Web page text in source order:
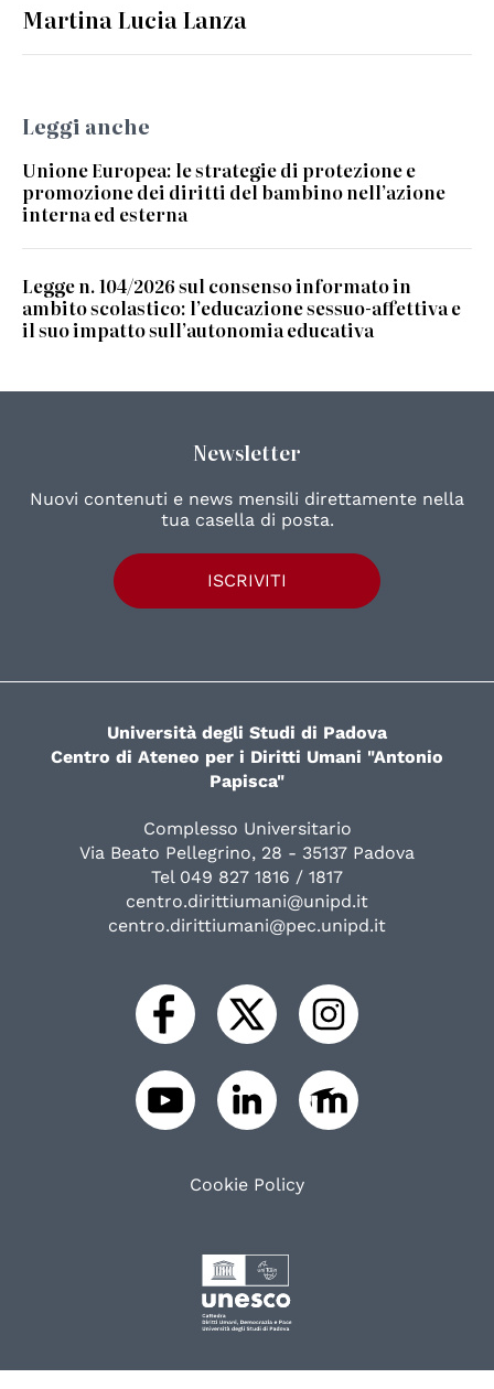
Martina Lucia Lanza
Leggi anche
Unione Europea: le strategie di protezione e
promozione dei diritti del bambino nell’azione
interna ed esterna
Legge n. 104/2026 sul consenso informato in
ambito scolastico: l’educazione sessuo-affettiva e
il suo impatto sull’autonomia educativa
Newsletter
Nuovi contenuti e news mensili direttamente nella
tua casella di posta.
ISCRIVITI
Università degli Studi di Padova
Centro di Ateneo per i Diritti Umani "Antonio
Papisca"
Complesso Universitario
Via Beato Pellegrino, 28 - 35137 Padova
Tel 049 827 1816 / 1817
centro.dirittiumani@unipd.it
centro.dirittiumani@pec.unipd.it
Cookie Policy